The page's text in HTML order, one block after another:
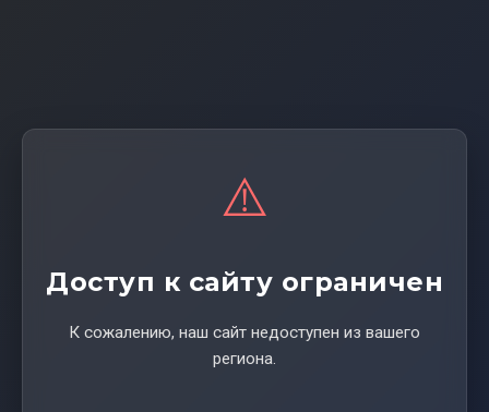
⚠️
Доступ к сайту ограничен
К сожалению, наш сайт недоступен из вашего
региона.